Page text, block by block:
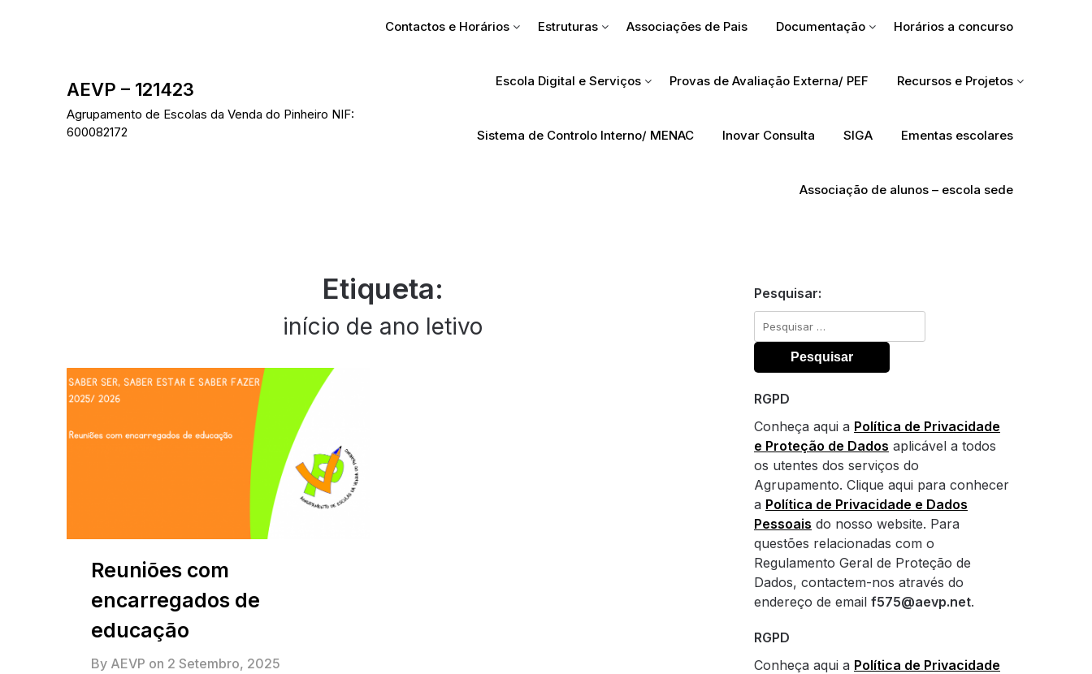
AEVP – 121423
Agrupamento de Escolas da Venda do Pinheiro NIF:
600082172
Contactos e Horários Estruturas Associações de Pais Documentação Horários a concurso
Escola Digital e Serviços Provas de Avaliação Externa/ PEF Recursos e Projetos
Sistema de Controlo Interno/ MENAC Inovar Consulta SIGA Ementas escolares
Associação de alunos – escola sede
Etiqueta:
início de ano letivo
Reuniões com
encarregados de
educação
By AEVP on 2 Setembro, 2025
Pesquisar:
Pesquisar
por:
RGPD
Conheça aqui a Política de Privacidade
e Proteção de Dados aplicável a todos
os utentes dos serviços do
Agrupamento. Clique aqui para conhecer
a Política de Privacidade e Dados
Pessoais do nosso website. Para
questões relacionadas com o
Regulamento Geral de Proteção de
Dados, contactem-nos através do
endereço de email f575@aevp.net.
RGPD
Conheça aqui a Política de Privacidade